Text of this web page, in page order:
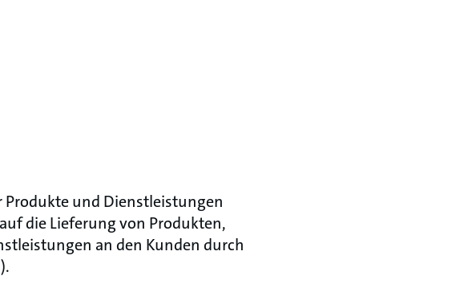
und Dienstleistungen
die Lieferung von Produkten,
an den Kunden durch